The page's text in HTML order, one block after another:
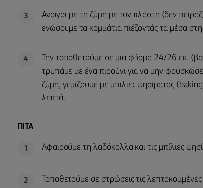
3
Ανοίγουμε τη ζύμη με τον πλάστη (δεν
ενώσουμε τα κομμάτια πιέζοντάς τα μέσα
4
Την τοποθετούμε σε μια φόρμα 24/26 εκ.
τρυπάμε με ένα πιρούνι για να μην
ζύμη, γεμίζουμε με μπίλιες ψησίματος
λεπτά.
ΠΙΤΑ
1 Αφαιρούμε τη λαδόκολλα και τις μπίλιες
2 Τοποθετούμε σε στρώσεις τις